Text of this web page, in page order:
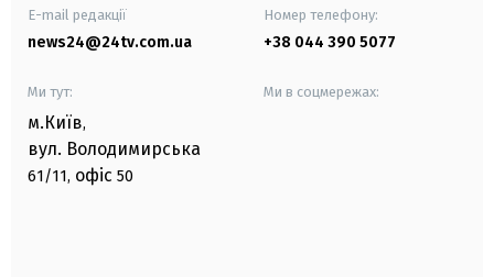
E-mail редакції
news24@24tv.com.ua
Номер телефону:
+38 044 390 5077
Ми тут:
м.Київ,
вул. Володимирська
61/11, офіс 50
Ми в соцмережах: